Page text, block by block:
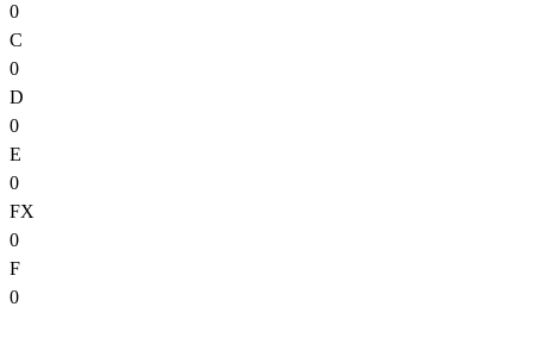
0
C
0
D
0
E
0
FX
0
F
0